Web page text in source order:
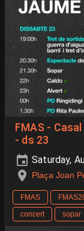
FMAS -
- ds 23
Saturday,
Plaça Joan
FMAS
concert
sopar